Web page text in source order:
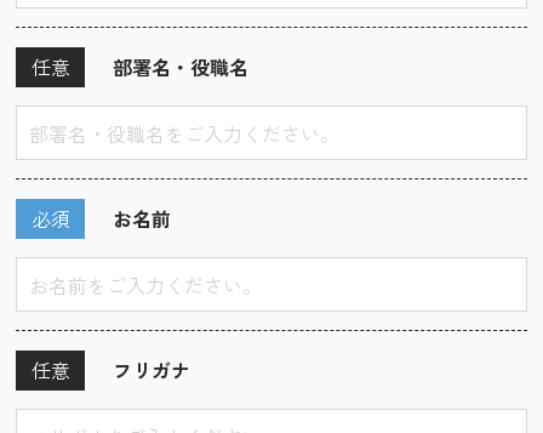
部署名・役職名
任意
お名前
必須
フリガナ
任意